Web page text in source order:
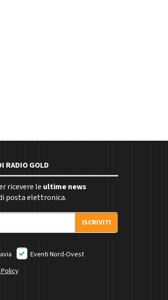
RADIO GOLD
ricevere le ultime news
posta elettronica.
ISCRIVITI
Eventi Nord-Ovest